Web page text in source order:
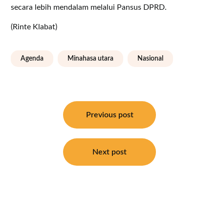
secara lebih mendalam melalui Pansus DPRD.
(Rinte Klabat)
Agenda Minahasa utara Nasional
Previous post
Next post